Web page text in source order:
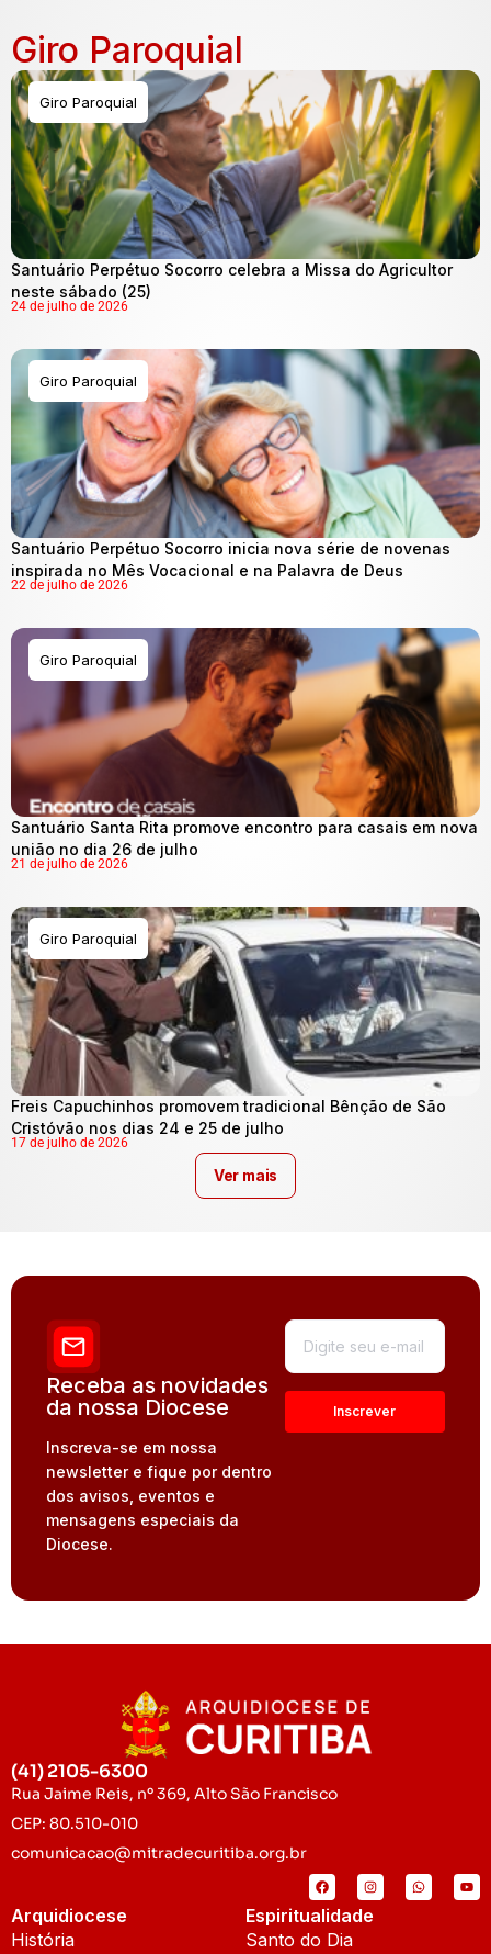
Giro Paroquial
Giro Paroquial
Santuário Perpétuo Socorro celebra a Missa do Agricultor
neste sábado (25)
24 de julho de 2026
Giro Paroquial
Santuário Perpétuo Socorro inicia nova série de novenas
inspirada no Mês Vocacional e na Palavra de Deus
22 de julho de 2026
Giro Paroquial
Santuário Santa Rita promove encontro para casais em nova
união no dia 26 de julho
21 de julho de 2026
Giro Paroquial
Freis Capuchinhos promovem tradicional Bênção de São
Cristóvão nos dias 24 e 25 de julho
17 de julho de 2026
Ver mais
Receba as novidades
da nossa Diocese
Inscreva-se em nossa
newsletter e fique por dentro
dos avisos, eventos e
mensagens especiais da
Diocese.
(41) 2105-6300
Rua Jaime Reis, nº 369, Alto São Francisco
CEP: 80.510-010
comunicacao@mitradecuritiba.org.br
Arquidiocese
História
Espiritualidade
Santo do Dia